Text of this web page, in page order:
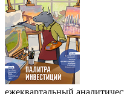
ЖурналCbonds Review